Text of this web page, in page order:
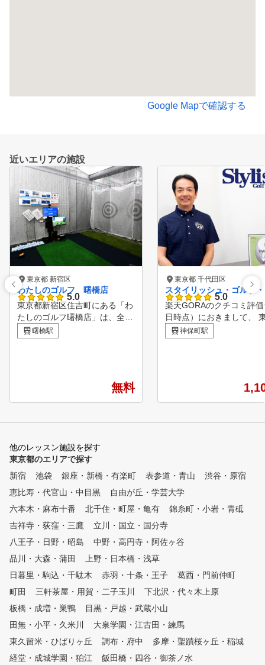
Google Mapで確認する
近いエリアの施設
東京都 新宿区
わたしのゴルフ 曙橋店
5.0
東京都新宿区住吉町にある「わ
たしのゴルフ曙橋店」は、全5
打席のインドアゴルフスクール
です。 冷暖房完備で、1年を通
長コーチを中心にコーチ陣が一
丸となって会員様のゴルフライ
す！ 一人一人の「個人別カル
レッスンではゴルフスイングの
基礎固めや、練習方法等を提供
し、 またゴルフ場でのラウン
ドに向けてのアドバイスやわた
しのゴルフオリジナルの「コー
スレッスン」にご参加いただく
適なアドバイスを行っています
。 初心者の方でも基礎レッス
ン12回を学んでいただくことに
より、最短2ヶ月でコースデビ
ューが可能です。 いつでもレ
ッスン風景など自由に見学して
しの際は是非お立ち寄りくださ
い！
曙橋駅
無料
東京都 千代田区
スタイリッシュ・ゴルフ
5.0
楽天GORAのクチコミ評
日時点）におきまして、
たしました！ ランキングページ：https://gora.golf.rakute
n.co.jp/doc/special/
すので、ゆったり、マイ
だけます。 ③神保町駅か
グと比較しながら修正す
ジオは、レッスンからラ
ーが一貫したご指導を行
き時間に練習したい方、1
利用いただけます。
神保町駅
他のレッスン施設を探す
東京都のエリアで探す
新宿
池袋 銀座・新橋・有楽町 表参道・青山
渋谷・原宿
恵比寿・代官山・中目黒
自由が丘・学芸大学
六本木・麻布十番
北千住・町屋・亀有
錦糸町・小岩・青砥
吉祥寺・荻窪・三鷹
立川・国立・国分寺
八王子・日野・昭島
中野・高円寺・阿佐ヶ谷
品川・大森・蒲田
上野・日本橋・浅草
日暮里・駒込・千駄木
赤羽・十条・王子
葛西・門前仲町
町田
三軒茶屋・用賀・二子玉川
下北沢・代々木上原
板橋・成増・巣鴨
目黒・戸越・武蔵小山
田無・小平・久米川
大泉学園・江古田・練馬
東久留米・ひばりヶ丘
調布・府中
多摩・聖蹟桜ヶ丘・稲城
経堂・成城学園・狛江
飯田橋・四谷・御茶ノ水